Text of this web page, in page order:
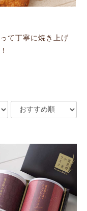
て丁寧に焼き上げ